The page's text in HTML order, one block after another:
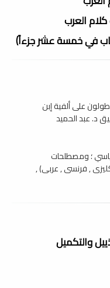
العرب
في خمسة عشر جزءاً)
على ألفية إبن
د. عبد الحميد
؛ ومصطلحات
, فرنسي , عربي) ,
والتكميل